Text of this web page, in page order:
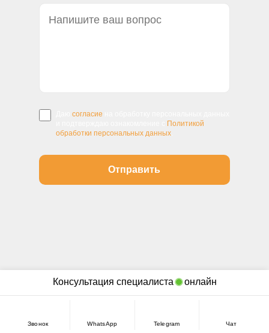
согласие
Политикой
обработки персональных данных.
GROUP
Консультация специалиста онлайн
Звонок WhatsApp Telegram Чат